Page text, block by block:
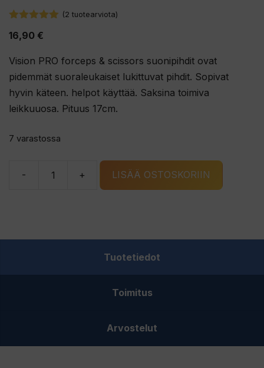
(2 tuotearviota)
16,90 €
Vision PRO forceps & scissors suonipihdit ovat
pidemmät suoraleukaiset lukittuvat pihdit. Sopivat
hyvin käteen. helpot käyttää. Saksina toimiva
leikkuuosa. Pituus 17cm.
7 varastossa
-
Vision
suonipihdit
+ LISÄÄ OSTOSKORIIN
Tuotetiedot
Toimitus
Arvostelut